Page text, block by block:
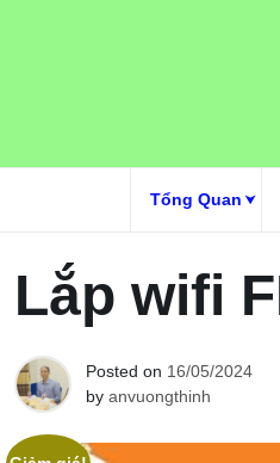
Tổng Quan
Lắp wifi
Posted on 16/05/2024
by anvuongthinh